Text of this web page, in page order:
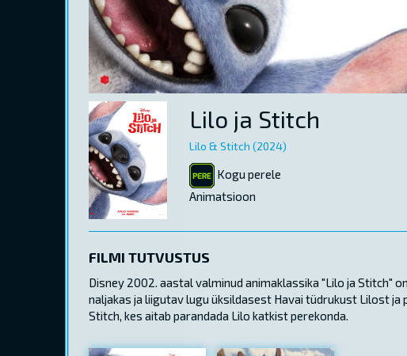
Lilo ja Stitch
Lilo & Stitch (2024)
Kogu perele
Animatsioon
FILMI TUTVUSTUS
Disney 2002. aastal valminud animaklassika "Lilo ja Stitch"
naljakas ja liigutav lugu üksildasest Havai tüdrukust Lilost
Stitch, kes aitab parandada Lilo katkist perekonda.